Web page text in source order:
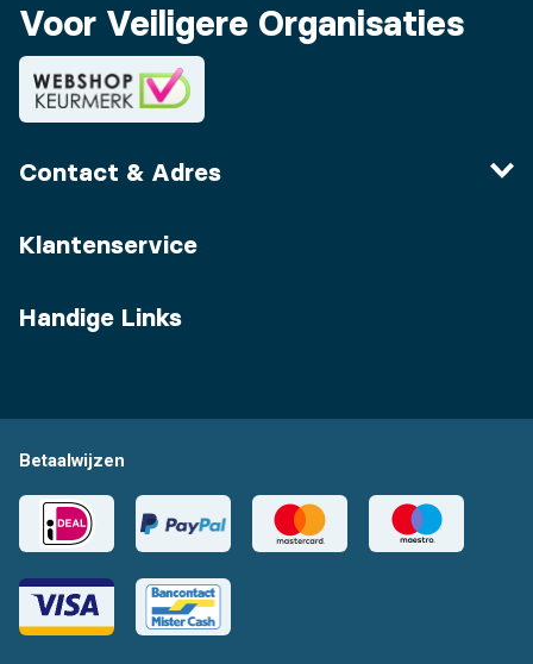
Voor Veiligere Organisaties
Contact & Adres
Klantenservice
Handige Links
Betaalwijzen